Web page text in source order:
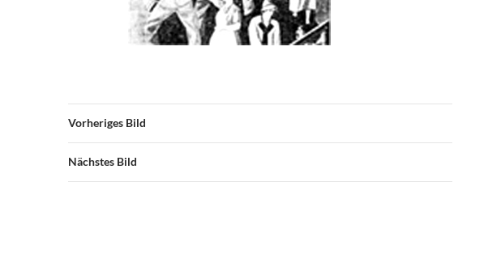
Vorheriges Bild
Nächstes Bild